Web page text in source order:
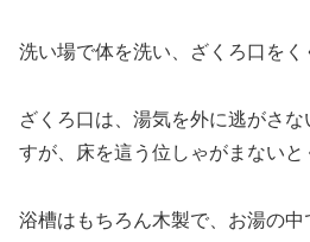
洗い場で体を洗い、ざくろ口をく
ざくろ口は、湯気を外に逃がさ
すが、床を這う位しゃがまないと
浴槽はもちろん木製で、お湯の